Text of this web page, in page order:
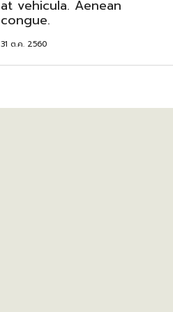
at vehicula. Aenean
congue.
31 ต.ค. 2560